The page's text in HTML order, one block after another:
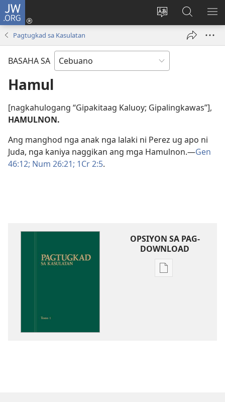
JW.ORG
Ilisi
pinulongan
sa
site
Log
ug
Pangitaa
sa
JW.ORG
Pagtugkad sa Kasulatan
BASAHA SA
Hamul
[nagkahulogang “Gipakitaag Kaluoy; Gipalingkawas”],
HAMULNON.
Ang manghod nga anak nga lalaki ni Perez ug apo ni
Juda, nga kaniya naggikan ang mga Hamulnon.​—Gen
46:12; Num 26:21; 1Cr 2:5.
OPSIYON SA PAG-
DOWNLOAD
Opsiyon